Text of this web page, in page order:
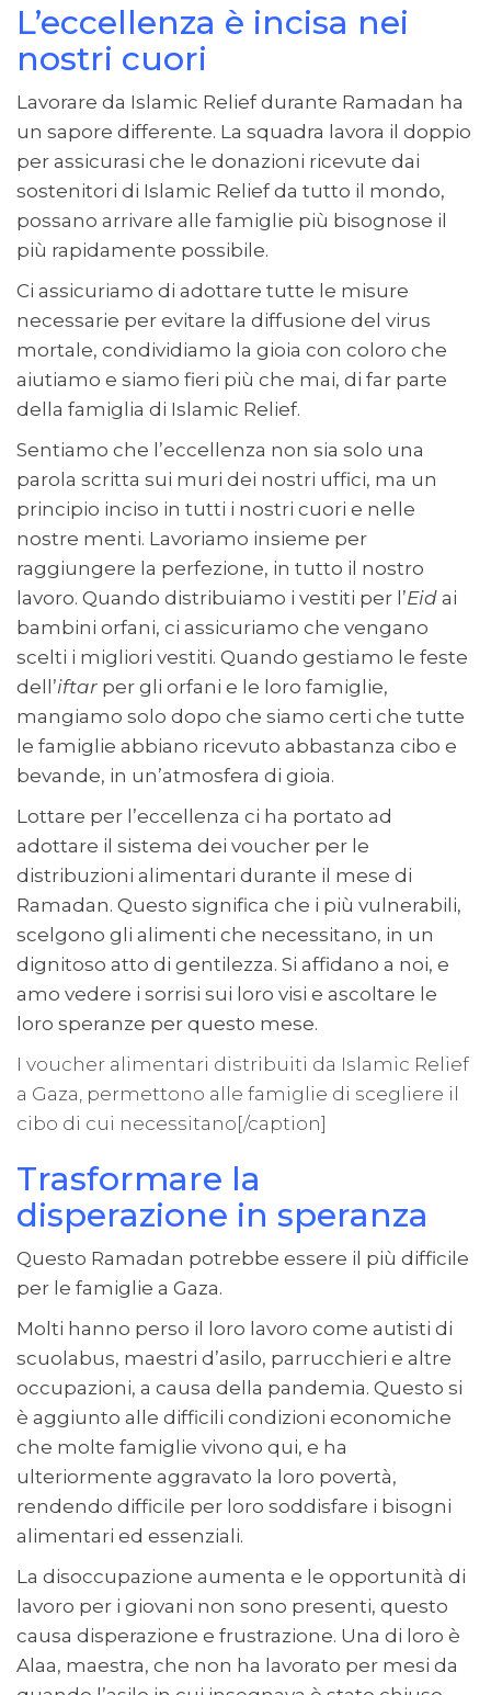
L’eccellenza è incisa nei
nostri cuori
Lavorare da Islamic Relief durante Ramadan ha
un sapore differente. La squadra lavora il doppio
per assicurasi che le donazioni ricevute dai
sostenitori di Islamic Relief da tutto il mondo,
possano arrivare alle famiglie più bisognose il
più rapidamente possibile.
Ci assicuriamo di adottare tutte le misure
necessarie per evitare la diffusione del virus
mortale, condividiamo la gioia con coloro che
aiutiamo e siamo fieri più che mai, di far parte
della famiglia di Islamic Relief.
Sentiamo che l’eccellenza non sia solo una
parola scritta sui muri dei nostri uffici, ma un
principio inciso in tutti i nostri cuori e nelle
nostre menti. Lavoriamo insieme per
raggiungere la perfezione, in tutto il nostro
lavoro. Quando distribuiamo i vestiti per l’Eid ai
bambini orfani, ci assicuriamo che vengano
scelti i migliori vestiti. Quando gestiamo le feste
dell’iftar per gli orfani e le loro famiglie,
mangiamo solo dopo che siamo certi che tutte
le famiglie abbiano ricevuto abbastanza cibo e
bevande, in un’atmosfera di gioia.
Lottare per l’eccellenza ci ha portato ad
adottare il sistema dei voucher per le
distribuzioni alimentari durante il mese di
Ramadan. Questo significa che i più vulnerabili,
scelgono gli alimenti che necessitano, in un
dignitoso atto di gentilezza. Si affidano a noi, e
amo vedere i sorrisi sui loro visi e ascoltare le
loro speranze per questo mese.
I voucher alimentari distribuiti da Islamic Relief
a Gaza, permettono alle famiglie di scegliere il
cibo di cui necessitano[/caption]
Trasformare la
disperazione in speranza
Questo Ramadan potrebbe essere il più difficile
per le famiglie a Gaza.
Molti hanno perso il loro lavoro come autisti di
scuolabus, maestri d’asilo, parrucchieri e altre
occupazioni, a causa della pandemia. Questo si
è aggiunto alle difficili condizioni economiche
che molte famiglie vivono qui, e ha
ulteriormente aggravato la loro povertà,
rendendo difficile per loro soddisfare i bisogni
alimentari ed essenziali.
La disoccupazione aumenta e le opportunità di
lavoro per i giovani non sono presenti, questo
causa disperazione e frustrazione. Una di loro è
Alaa, maestra, che non ha lavorato per mesi da